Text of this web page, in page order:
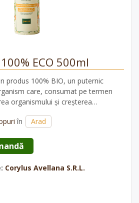
ECO 500ml
produs 100% BIO, un puternic
care, consumat pe termen
organismului şi creşterea
în Arad
Corylus Avellana S.R.L.